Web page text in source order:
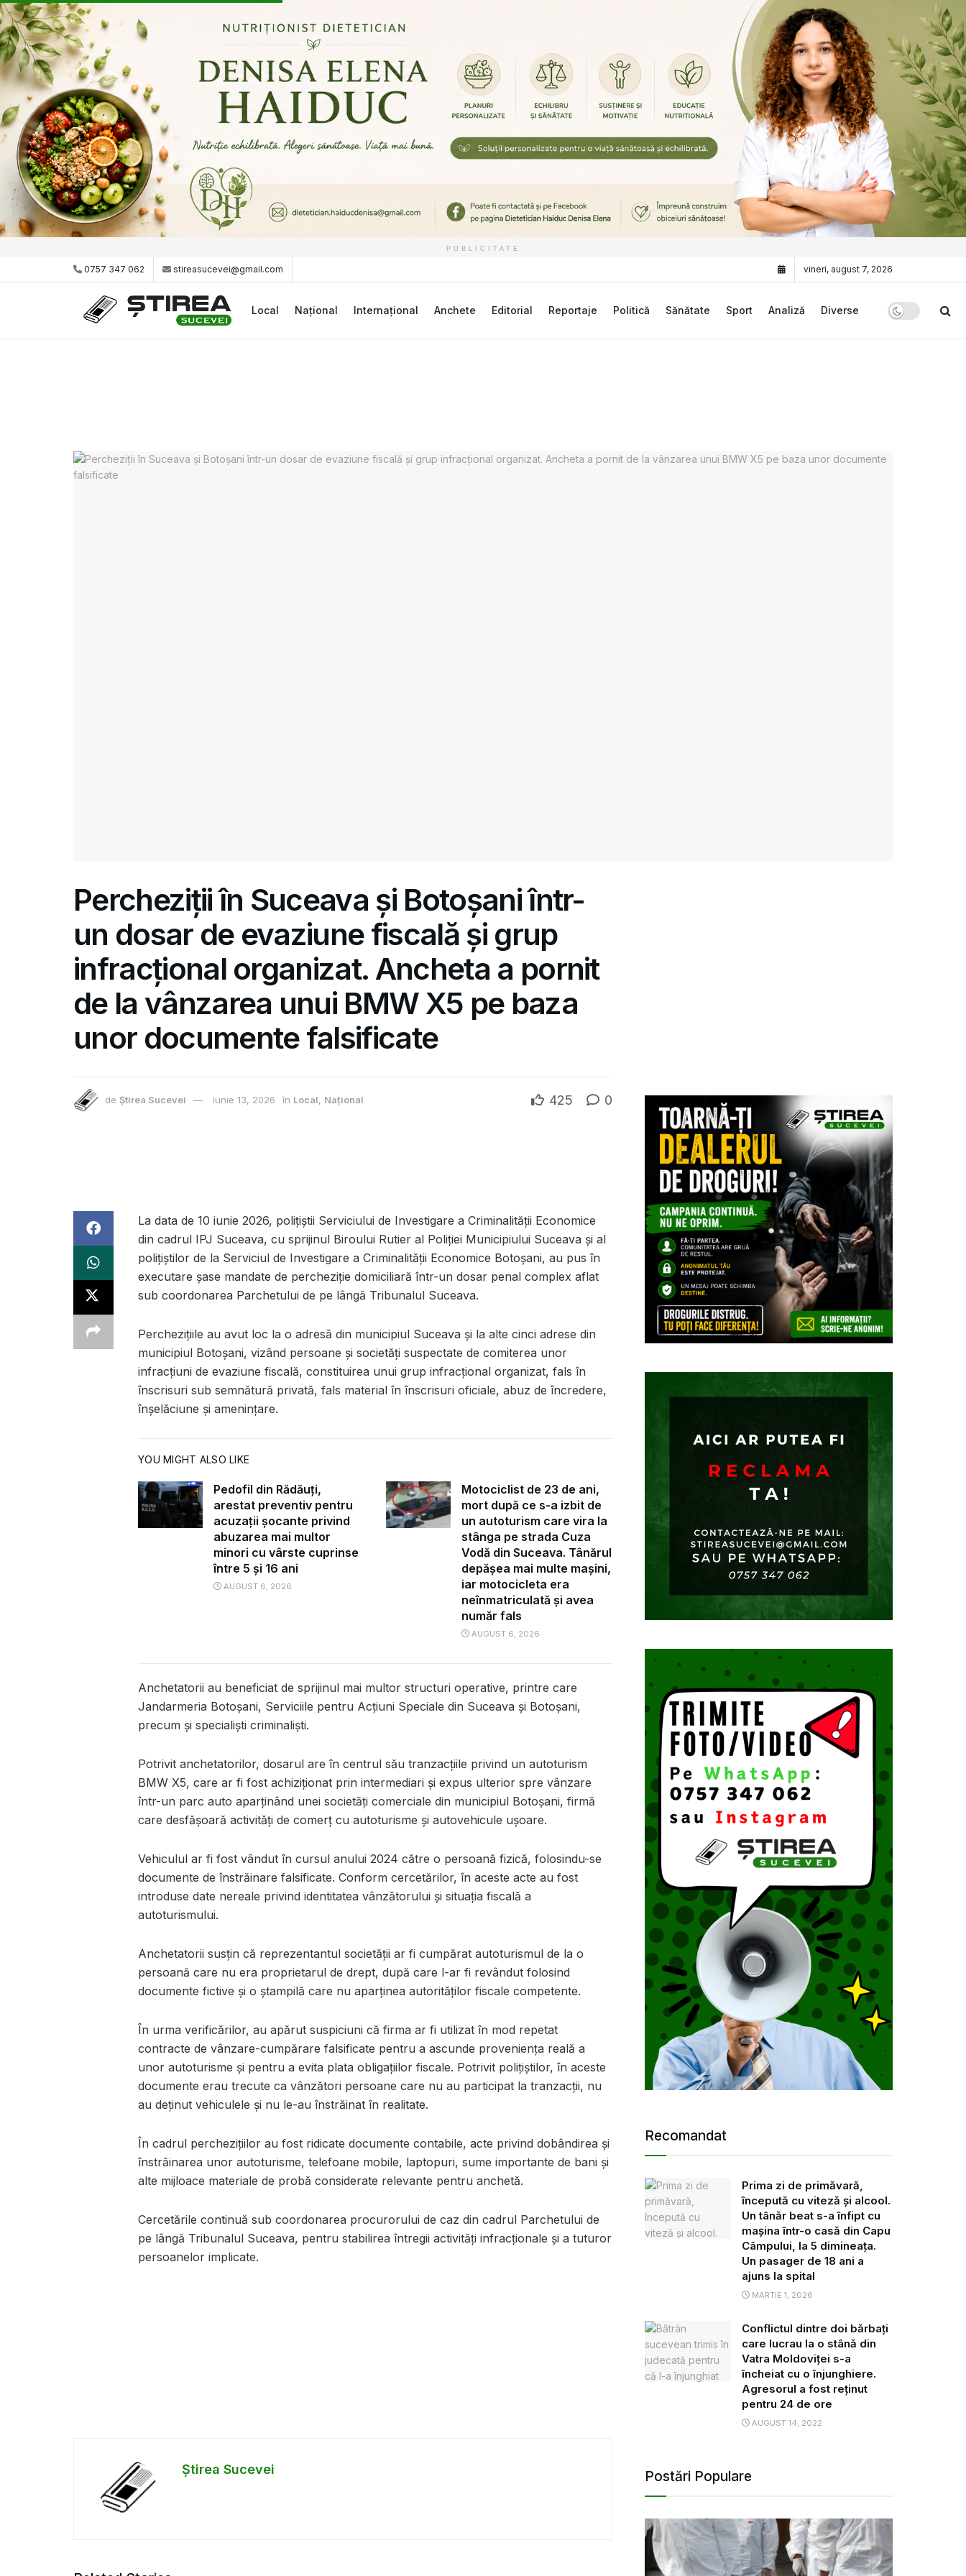
PUBLICITATE
0757 347 062 stireasucevei@gmail.com vineri, august 7, 2026
Local Național Internațional Anchete Editorial Reportaje Politică Sănătate Sport Analiză Diverse
Percheziții în Suceava și Botoșani într-
un dosar de evaziune fiscală și grup
infracțional organizat. Ancheta a pornit
de la vânzarea unui BMW X5 pe baza
unor documente falsificate
de Știrea Sucevei iunie 13, 2026 în Local, Național 425 0
La data de 10 iunie 2026, polițiștii Serviciului de Investigare a Criminalității Economice
din cadrul IPJ Suceava, cu sprijinul Biroului Rutier al Poliției Municipiului Suceava și al
polițiștilor de la Serviciul de Investigare a Criminalității Economice Botoșani, au pus în
executare șase mandate de percheziție domiciliară într-un dosar penal complex aflat
sub coordonarea Parchetului de pe lângă Tribunalul Suceava.
Perchezițiile au avut loc la o adresă din municipiul Suceava și la alte cinci adrese din
municipiul Botoșani, vizând persoane și societăți suspectate de comiterea unor
infracțiuni de evaziune fiscală, constituirea unui grup infracțional organizat, fals în
înscrisuri sub semnătură privată, fals material în înscrisuri oficiale, abuz de încredere,
înșelăciune și amenințare.
YOU MIGHT ALSO LIKE
Pedofil din Rădăuți,
arestat preventiv pentru
acuzații șocante privind
abuzarea mai multor
minori cu vârste cuprinse
între 5 și 16 ani
AUGUST 6, 2026
Motociclist de 23 de ani,
mort după ce s-a izbit de
un autoturism care vira la
stânga pe strada Cuza
Vodă din Suceava. Tânărul
depășea mai multe mașini,
iar motocicleta era
neînmatriculată și avea
număr fals
AUGUST 6, 2026
Anchetatorii au beneficiat de sprijinul mai multor structuri operative, printre care
Jandarmeria Botoșani, Serviciile pentru Acțiuni Speciale din Suceava și Botoșani,
precum și specialiști criminaliști.
Potrivit anchetatorilor, dosarul are în centrul său tranzacțiile privind un autoturism
BMW X5, care ar fi fost achiziționat prin intermediari și expus ulterior spre vânzare
într-un parc auto aparținând unei societăți comerciale din municipiul Botoșani, firmă
care desfășoară activități de comerț cu autoturisme și autovehicule ușoare.
Vehiculul ar fi fost vândut în cursul anului 2024 către o persoană fizică, folosindu-se
documente de înstrăinare falsificate. Conform cercetărilor, în aceste acte au fost
introduse date nereale privind identitatea vânzătorului și situația fiscală a
autoturismului.
Anchetatorii susțin că reprezentantul societății ar fi cumpărat autoturismul de la o
persoană care nu era proprietarul de drept, după care l-ar fi revândut folosind
documente fictive și o ștampilă care nu aparținea autorităților fiscale competente.
În urma verificărilor, au apărut suspiciuni că firma ar fi utilizat în mod repetat
contracte de vânzare-cumpărare falsificate pentru a ascunde proveniența reală a
unor autoturisme și pentru a evita plata obligațiilor fiscale. Potrivit polițiștilor, în aceste
documente erau trecute ca vânzători persoane care nu au participat la tranzacții, nu
au deținut vehiculele și nu le-au înstrăinat în realitate.
În cadrul perchezițiilor au fost ridicate documente contabile, acte privind dobândirea și
înstrăinarea unor autoturisme, telefoane mobile, laptopuri, sume importante de bani și
alte mijloace materiale de probă considerate relevante pentru anchetă.
Cercetările continuă sub coordonarea procurorului de caz din cadrul Parchetului de
pe lângă Tribunalul Suceava, pentru stabilirea întregii activități infracționale și a tuturor
persoanelor implicate.
Știrea Sucevei
Recomandat
Prima zi de primăvară,
începută cu viteză și alcool.
Un tânăr beat s-a înfipt cu
mașina într-o casă din Capu
Câmpului, la 5 dimineața.
Un pasager de 18 ani a
ajuns la spital
MARTIE 1, 2026
Conflictul dintre doi bărbați
care lucrau la o stână din
Vatra Moldoviței s-a
încheiat cu o înjunghiere.
Agresorul a fost reținut
pentru 24 de ore
AUGUST 14, 2022
Postări Populare